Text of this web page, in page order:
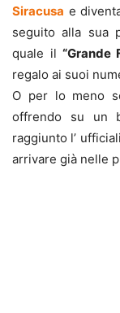
Siracusa e
seguito alla sua
quale il “Grande
regalo ai suoi
O per lo meno
offrendo su un
raggiunto l’
arrivare già nelle